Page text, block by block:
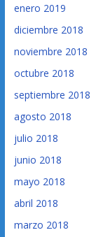
enero 2019
diciembre 2018
noviembre 2018
octubre 2018
septiembre 2018
agosto 2018
julio 2018
junio 2018
mayo 2018
abril 2018
marzo 2018